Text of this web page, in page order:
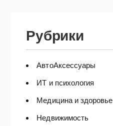
Рубрики
АвтоАксессуары
ИТ и психология
Медицина и здоровье
Недвижимость